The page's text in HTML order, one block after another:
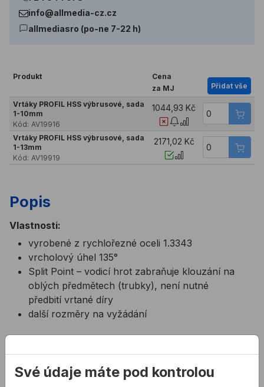
info@allmedia-cz.cz
allmediasro (po-ne 7-22 h)
Produkt
Cena
za MJ
Přidat vše
Vrtáky PROFIL HSS výbrusové, sada
1-10mm
Kód: AV19916
1044,93 Kč
Vrtáky PROFIL HSS výbrusové, sada
1-13mm
Kód: AV19919
2171,02 Kč
Popis
Vlastnosti:
vyrobené z rychlořezné oceli 1.3343
vrcholový úhel 135°
Split Point – vodicí hrot zabraňuje klouzání na
oblých předmětech (trubky), není nutné
předbití vrtané díry
další rozměry na vyžádání
Související články
Své údaje máte pod kontrolou